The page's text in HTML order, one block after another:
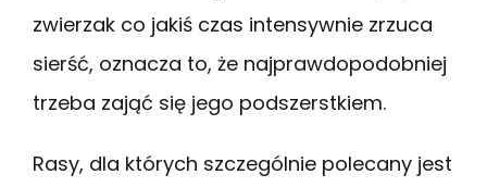
zwierzak co jakiś czas intensywnie zrzuca
sierść, oznacza to, że najprawdopodobniej
trzeba zająć się jego podszerstkiem.
Rasy, dla których szczególnie polecany jest